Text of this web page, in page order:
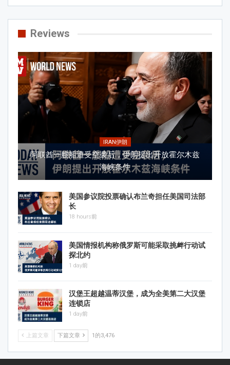
Reviews
IRAN伊朗
阿联酋一艘船遭受空袭后，伊朗提出开放霍尔木兹
海峡条件
美国参议院投票确认布兰奇担任美国司法部
长
18 hours前
美国情报机构称俄罗斯可能采取挑衅行动试
探北约
1 day前
汉堡王超越温蒂汉堡，成为全美第二大汉堡
连锁店
1 day前
上篇文章 下篇文章 1的3,476